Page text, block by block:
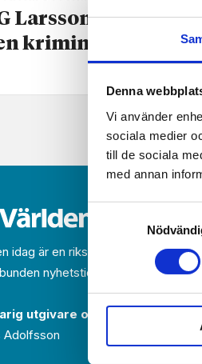
Denna
Vi använder
sociala medier
till de sociala
med annan
Samtyckesval
Larsson fick kliva
kriminella
idag är en rikstäckande
nyhets­­­tidning på kristen grund.
utgivare och chef­redaktör:
Adolfsson